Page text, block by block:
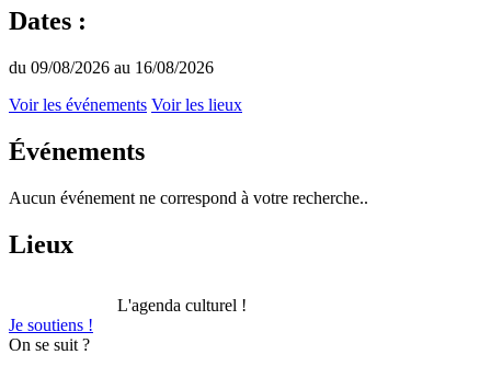
Dates :
du 09/08/2026 au 16/08/2026
Voir les événements Voir les lieux
Événements
Aucun événement ne correspond à votre recherche..
Lieux
L'agenda culturel !
Je soutiens !
On se suit ?